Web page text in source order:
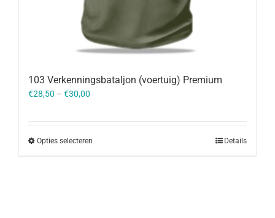
103 Verkenningsbataljon (voertuig) Premium
€28,50 – €30,00
Opties selecteren Details